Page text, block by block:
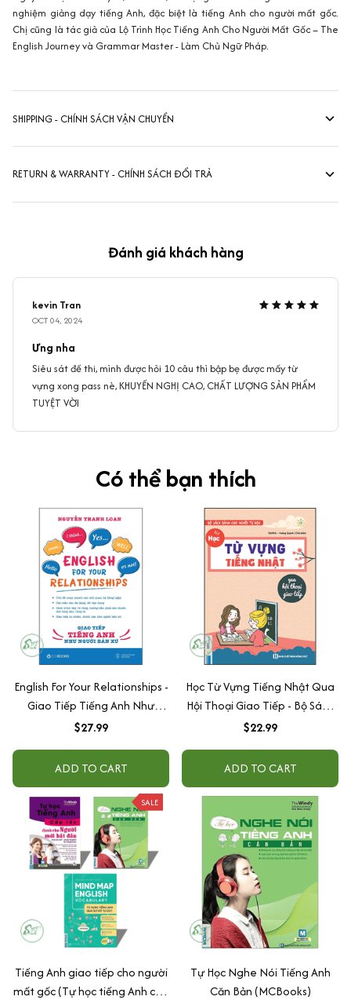
nghiệm giảng dạy tiếng Anh, đặc biệt là tiếng Anh cho người mất gốc.
Chị cũng là tác giả của Lộ Trình Học Tiếng Anh Cho Người Mất Gốc – The
English Journey và Grammar Master - Làm Chủ Ngữ Pháp.
SHIPPING - CHÍNH SÁCH VẬN CHUYỂN
RETURN & WARRANTY - CHÍNH SÁCH ĐỔI TRẢ
Đánh giá khách hàng
kevin Tran
OCT 04, 2024
Ưng nha
Siêu sát đề thi, mình được hỏi 10 câu thì bập bẹ được mấy từ
vựng xong pass nè, KHUYẾN NGHỊ CAO, CHẤT LƯỢNG SẢN PHẨM
TUYỆT VỜI
Có thể bạn thích
English For Your Relationships -
Giao Tiếp Tiếng Anh Như
Người Bản Xứ
$27.99
ADD TO CART
Học Từ Vựng Tiếng Nhật Qua
Hội Thoại Giao Tiếp - Bộ Sách
Dành Cho Người Tự Học
$22.99
ADD TO CART
SALE
Tiếng Anh giao tiếp cho người
mất gốc (Tự học tiếng Anh cấp
Tự Học Nghe Nói Tiếng Anh
Căn Bản (MCBooks)